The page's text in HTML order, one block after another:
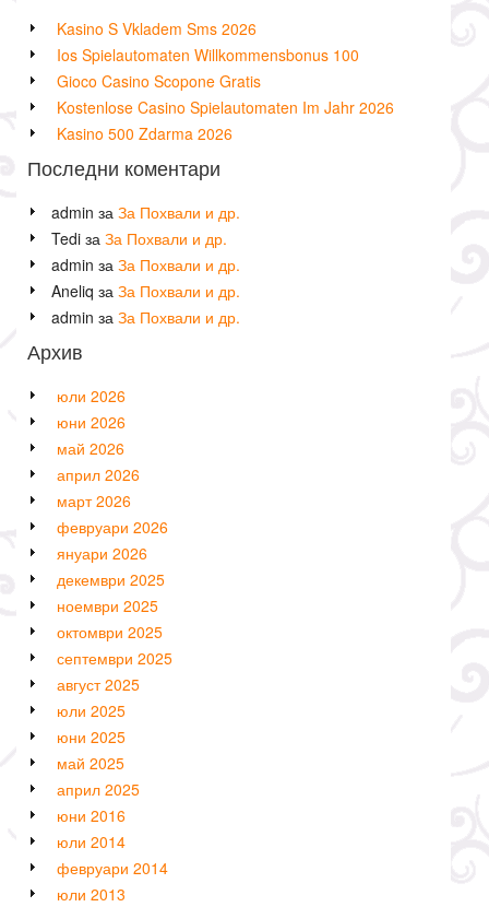
Kasino S Vkladem Sms 2026
Ios Spielautomaten Willkommensbonus 100
Gioco Casino Scopone Gratis
Kostenlose Casino Spielautomaten Im Jahr 2026
Kasino 500 Zdarma 2026
Последни коментари
admin за За Похвали и др.
Tedi за За Похвали и др.
admin за За Похвали и др.
Aneliq за За Похвали и др.
admin за За Похвали и др.
Архив
юли 2026
юни 2026
май 2026
април 2026
март 2026
февруари 2026
януари 2026
декември 2025
ноември 2025
октомври 2025
септември 2025
август 2025
юли 2025
юни 2025
май 2025
април 2025
юни 2016
юли 2014
февруари 2014
юли 2013